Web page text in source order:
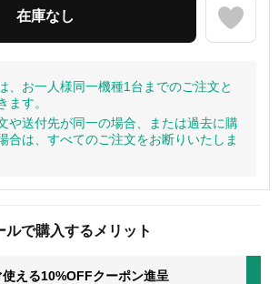
、お一人様同一機種1台までのご注文と
ます。
や送付先が同一の場合、または過去に購
合は、すべてのご注文をお断りいたしま
ルで購入するメリット
える10%OFFクーポン進呈